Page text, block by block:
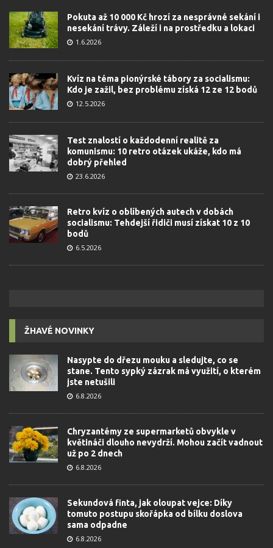
Pokuta až 10 000 Kč hrozí za nesprávné sekání i
nesekání trávy. Záleží i na prostředku a lokaci
1.6.2026
Kvíz na téma pionýrské tábory za socialismu:
Kdo je zažil, bez problému získá 12 ze 12 bodů
12.5.2026
Test znalostí o každodenní realitě za
komunismu: 10 retro otázek ukáže, kdo má
dobrý přehled
23.6.2026
Retro kvíz o oblíbených autech v dobách
socialismu: Tehdejší řidiči musí získat 10 z 10
bodů
6.5.2026
ŽHAVÉ NOVINKY
Nasypte do dřezu mouku a sledujte, co se
stane. Tento sypký zázrak má využití, o kterém
jste netušili
6.8.2026
Chryzantémy ze supermarketů obvykle v
květináči dlouho nevydrží. Mohou začít vadnout
už po 2 dnech
6.8.2026
Sekundová finta, jak oloupat vejce: Díky
tomuto postupu skořápka od bílku doslova
sama odpadne
6.8.2026